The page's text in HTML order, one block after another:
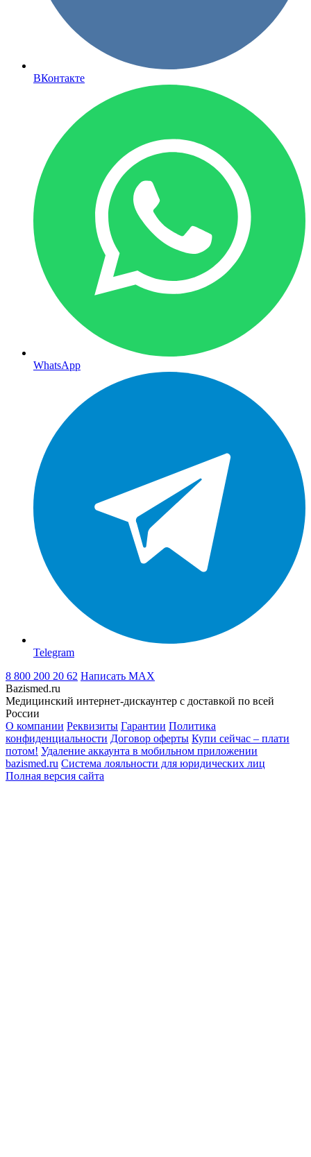
ВКонтакте
WhatsApp
Telegram
8 800 200 20 62 Написать MAX
Bazismed.ru
Медицинский интернет-дискаунтер с доставкой по всей
России
О компании Реквизиты Гарантии Политика
конфиденциальности Договор оферты Купи сейчас – плати
потом! Удаление аккаунта в мобильном приложении
bazismed.ru Система лояльности для юридических лиц
Полная версия сайта